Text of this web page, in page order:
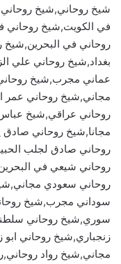
شيخ روحاني,شيخ
في الكويت,شيخ روحاني
روحاني في
بغداد,شيخ روحاني علي
عماني مجرب,شيخ
مجاني,شيخ روحاني عمر
روحاني عراقي,شيخ
مجانا,شيخ روحاني
روحاني صادق لجلب
روحاني شيعي في
روحاني سعودي
سوداني مجرب,شيخ
سوري,شيخ روحاني
زنجباري,شيخ روحاني
مجاني,شيخ رواد